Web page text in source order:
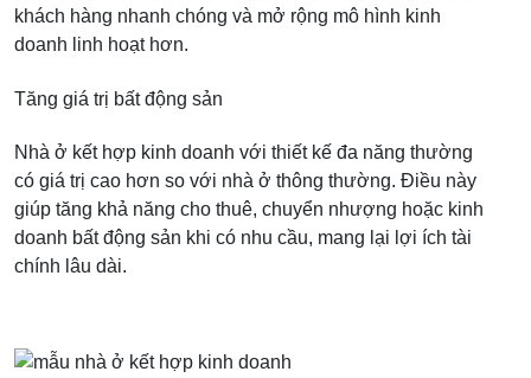
khách hàng nhanh chóng và mở rộng mô hình kinh
doanh linh hoạt hơn.
Tăng giá trị bất động sản
Nhà ở kết hợp kinh doanh với thiết kế đa năng thường
có giá trị cao hơn so với nhà ở thông thường. Điều này
giúp tăng khả năng cho thuê, chuyển nhượng hoặc kinh
doanh bất động sản khi có nhu cầu, mang lại lợi ích tài
chính lâu dài.